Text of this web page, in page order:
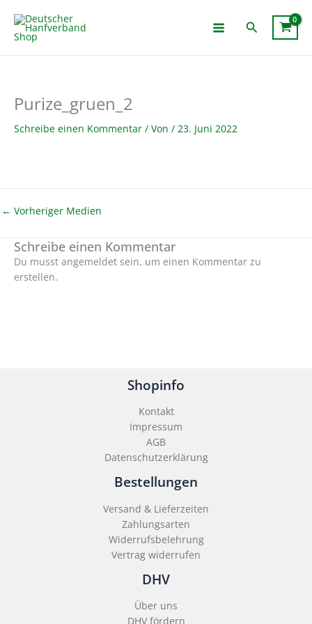
Inhalt
springen
Suchen
Purize_gruen_2
Schreibe einen Kommentar / Von / 23. Juni 2022
← Vorheriger Medien
Schreibe einen Kommentar
Du musst angemeldet sein, um einen Kommentar zu
erstellen.
Shopinfo
Kontakt
Impressum
AGB
Datenschutzerklärung
Bestellungen
Versand & Lieferzeiten
Zahlungsarten
Widerrufsbelehrung
Vertrag widerrufen
DHV
Über uns
DHV fördern